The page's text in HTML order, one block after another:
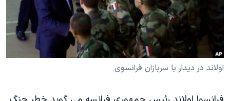
فرهنگ و زندگی
حقوق شهروندی
اقتصادی
علم و فناوری
مستندها
انتخابات ریاست جمهوری آمریکا ۲۰۲۴
حمله جمهوری اسلامی به اسرائیل
رمز مهسا
دنبال کنید
اولاند در دیدار با سربازان فرانسوی